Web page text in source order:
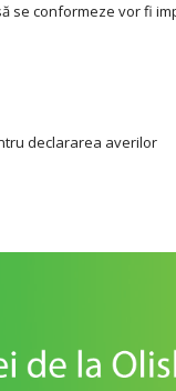
se conformeze vor fi
declararea averilor